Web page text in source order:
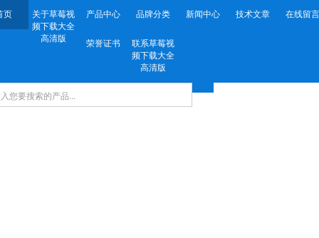
页
关于草莓视
频下载大全
高清版
产品中心 品牌分类 新闻中心 技术文章 在线留言
荣誉证书
联系草莓视
频下载大全
高清版